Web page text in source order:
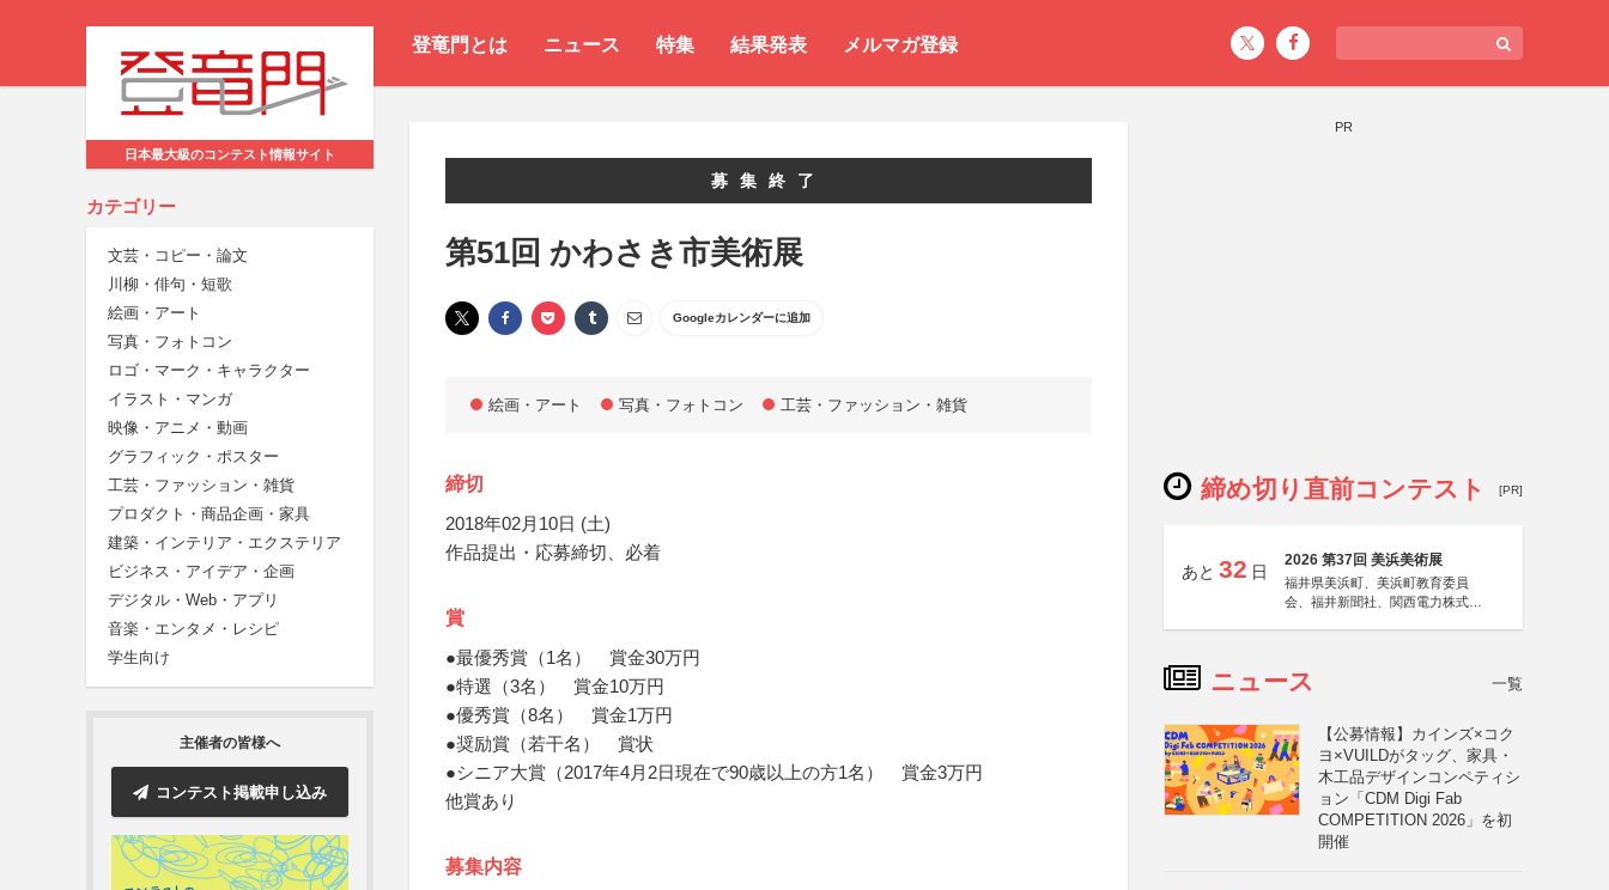
登竜門とは ニュース 特集 結果発表 メルマガ登録
日本最大級のコンテスト情報サイト
カテゴリー
文芸・コピー・論文
川柳・俳句・短歌
絵画・アート
写真・フォトコン
ロゴ・マーク・キャラクター
イラスト・マンガ
映像・アニメ・動画
グラフィック・ポスター
工芸・ファッション・雑貨
プロダクト・商品企画・家具
建築・インテリア・エクステリア
ビジネス・アイデア・企画
デジタル・Web・アプリ
音楽・エンタメ・レシピ
学生向け
主催者の皆様へ
コンテスト掲載申し込み
募集終了
第51回 かわさき市美術展
Googleカレンダーに追加
絵画・アート 写真・フォトコン 工芸・ファッション・雑貨
締切
2018年02月10日 (土)
作品提出・応募締切、必着
賞
●最優秀賞（1名） 賞金30万円
●特選（3名） 賞金10万円
●優秀賞（8名） 賞金1万円
●奨励賞（若干名） 賞状
●シニア大賞（2017年4月2日現在で90歳以上の方1名） 賞金3万円
他賞あり
募集内容
PR
締め切り直前コンテスト [PR]
あと 32 日
2026 第37回 美浜美術展
福井県美浜町、美浜町教育委員
会、福井新聞社、関西電力株式会
ニュース 一覧
【公募情報】カインズ×コク
ヨ×VUILDがタッグ、家具・
木工品デザインコンペティシ
ョン「CDM Digi Fab
COMPETITION 2026」を初
開催